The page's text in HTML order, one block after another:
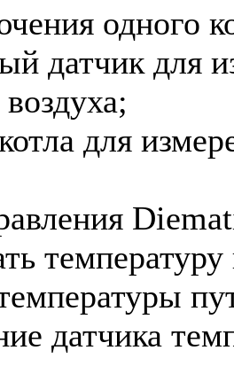
одного
датчик для
для
датчика